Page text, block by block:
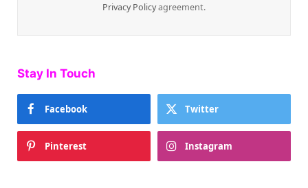
Privacy Policyagreement.
Stay In Touch
Facebook Twitter
Pinterest Instagram